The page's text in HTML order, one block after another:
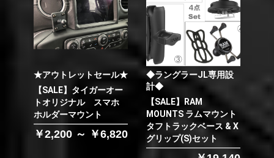
★アウトレットセール★
【SALE】タイガーオー
トオリジナル スマホ
ホルダーマウント
￥2,200 ～ ￥6,820
◆ラングラーJL専用設
計◆
【SALE】RAM
MOUNTS ラムマウント
タフトラックベース & X
グリップ(S)セット